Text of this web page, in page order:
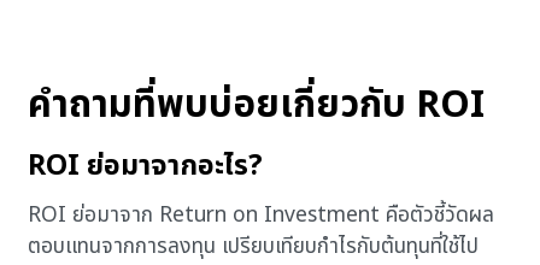
คำถามที่พบบ่อยเกี่ยวกับ ROI
ROI ย่อมาจากอะไร?
ROI ย่อมาจาก Return on Investment คือตัวชี้วัดผล
ตอบแทนจากการลงทุน เปรียบเทียบกำไรกับต้นทุนที่ใช้ไป